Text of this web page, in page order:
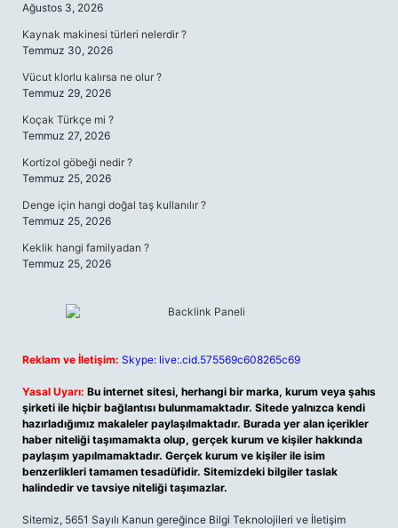
Ağustos 3, 2026
Kaynak makinesi türleri nelerdir ?
Temmuz 30, 2026
Vücut klorlu kalırsa ne olur ?
Temmuz 29, 2026
Koçak Türkçe mi ?
Temmuz 27, 2026
Kortizol göbeği nedir ?
Temmuz 25, 2026
Denge için hangi doğal taş kullanılır ?
Temmuz 25, 2026
Keklik hangi familyadan ?
Temmuz 25, 2026
Reklam ve İletişim: Skype: live:.cid.575569c608265c69
Yasal Uyarı: Bu internet sitesi, herhangi bir marka, kurum veya şahıs
şirketi ile hiçbir bağlantısı bulunmamaktadır. Sitede yalnızca kendi
hazırladığımız makaleler paylaşılmaktadır. Burada yer alan içerikler
haber niteliği taşımamakta olup, gerçek kurum ve kişiler hakkında
paylaşım yapılmamaktadır. Gerçek kurum ve kişiler ile isim
benzerlikleri tamamen tesadüfidir. Sitemizdeki bilgiler taslak
halindedir ve tavsiye niteliği taşımazlar.
Sitemiz, 5651 Sayılı Kanun gereğince Bilgi Teknolojileri ve İletişim